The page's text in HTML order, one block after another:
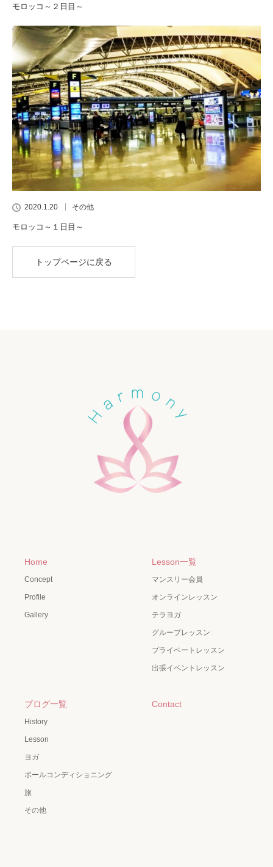
モロッコ～２日目～
2020.1.20 その他
モロッコ～１日目～
トップページに戻る
Home
Concept
Profile
Gallery
Lesson一覧
マンスリー会員
オンラインレッスン
テラヨガ
グループレッスン
プライベートレッスン
出張イベントレッスン
ブログ一覧
History
Lesson
ヨガ
ポールコンディショニング
旅
その他
Contact